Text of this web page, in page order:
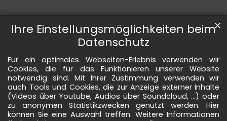
Ihre Einstellungsmöglichkeiten beim
Datenschutz
Für ein optimales Webseiten-Erlebnis verwenden wir
Cookies, die für das Funktionieren unserer Website
notwendig sind. Mit Ihrer Zustimmung verwenden wir
auch Tools und Cookies, die zur Anzeige externer Inhalte
(Videos über Youtube, Audios über Soundcloud, ...) oder
zu anonymen Statistikzwecken genutzt werden. Hier
können Sie eine Auswahl treffen. Weitere Informationen
✕